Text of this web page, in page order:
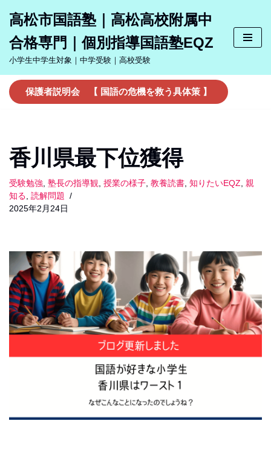
ン
テ
ン
ツ
へ
ッ
プ
高松市国語塾｜高松高校附属中
合格専門｜個別指導国語塾EQZ
小学生中学生対象｜中学受験｜高校受験
保護者説明会 【 国語の危機を救う具体策 】
香川県最下位獲得
受験勉強, 塾長の指導観, 授業の様子, 教養読書, 知りたいEQZ, 親
知る, 読解問題
2025年2月24日